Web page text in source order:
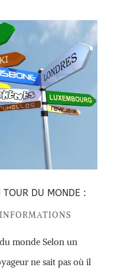
TOUR DU MONDE :
INFORMATIONS
monde Selon un
ne sait pas où il